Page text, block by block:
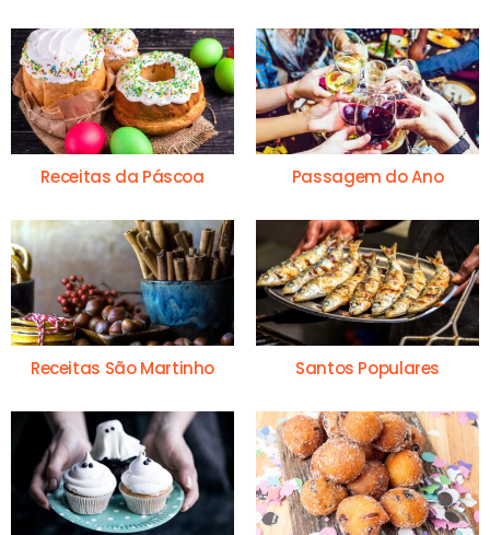
Receitas da Páscoa Passagem do Ano
Receitas São Martinho Santos Populares